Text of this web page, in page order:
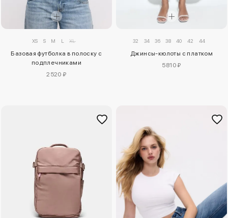
XS S M L XL
Базовая футболка в полоску с
подплечниками
2520 ₽
32 34 36 38 40 42 44
Джинсы-кюлоты с платком
5810 ₽